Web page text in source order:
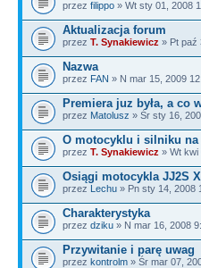
przez filippo » Wt sty 01, 2008
Aktualizacja forum
przez T. Synakiewicz » Pt paź
Nazwa
przez FAN » N mar 15, 2009
Premiera juz była, a co
przez Matolusz » Śr sty 16,
O motocyklu i silniku na
przez T. Synakiewicz » Wt kwi
Osiągi motocykla JJ2S
przez Lechu » Pn sty 14, 2008
Charakterystyka
przez dziku » N mar 16, 2008
Przywitanie i parę uwag
przez kontrolm » Śr mar 07,